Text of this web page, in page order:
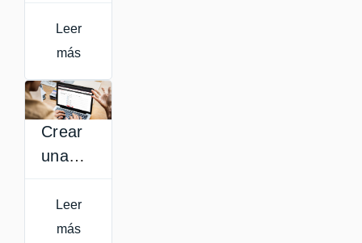
de
seguridad
o
importar
contenido
Leer
más
Crear
una
de
seguridad
Leer
más